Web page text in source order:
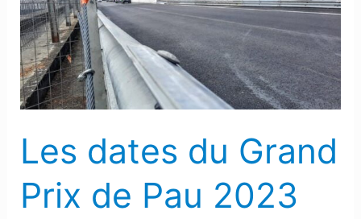
Les dates du Grand
Prix de Pau 2023
Grand
Prix
de
Pau
2023
dévoilées